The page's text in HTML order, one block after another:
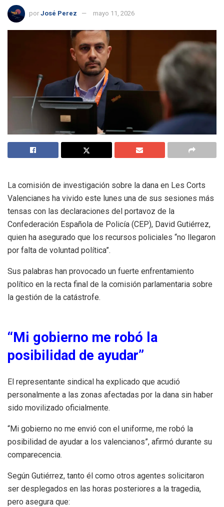
por José Perez mayo 11, 2026
La comisión de investigación sobre la dana en Les Corts
Valencianes ha vivido este lunes una de sus sesiones más
tensas con las declaraciones del portavoz de la
Confederación Española de Policía (CEP), David Gutiérrez,
quien ha asegurado que los recursos policiales “no llegaron
por falta de voluntad política”.
Sus palabras han provocado un fuerte enfrentamiento
político en la recta final de la comisión parlamentaria sobre
la gestión de la catástrofe.
“Mi gobierno me robó la
posibilidad de ayudar”
El representante sindical ha explicado que acudió
personalmente a las zonas afectadas por la dana sin haber
sido movilizado oficialmente.
“Mi gobierno no me envió con el uniforme, me robó la
posibilidad de ayudar a los valencianos”, afirmó durante su
comparecencia.
Según Gutiérrez, tanto él como otros agentes solicitaron
ser desplegados en las horas posteriores a la tragedia,
pero asegura que: